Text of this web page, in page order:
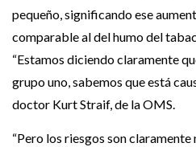
pequeño, significando ese
comparable al del humo del
“Estamos diciendo claramente
grupo uno, sabemos que está
doctor Kurt Straif, de la OMS.
“Pero los riesgos son